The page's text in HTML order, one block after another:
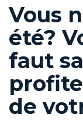
Vous
été?
faut
de